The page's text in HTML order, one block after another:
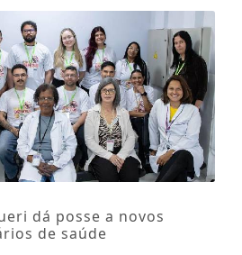
dá posse a novos
de saúde